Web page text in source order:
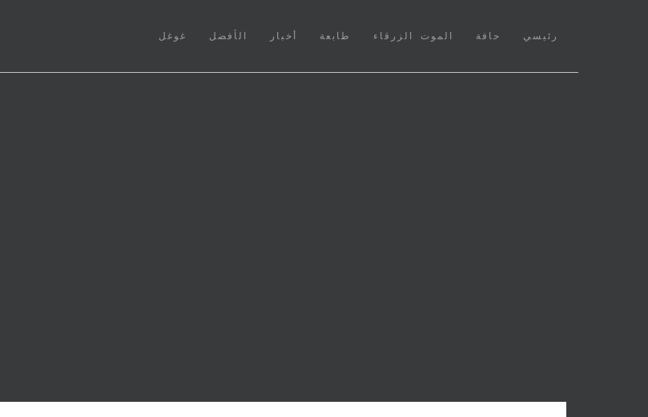
رئيسي
(CURRENT) حافة الموت الزرقاء طابعة أخبار الأفضل غوغل